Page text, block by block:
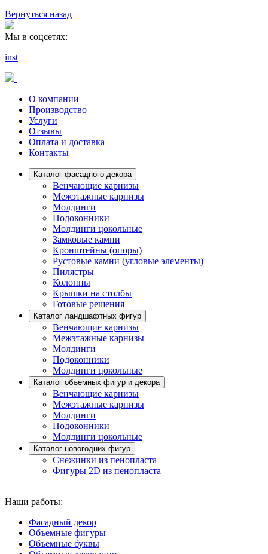
Вернуться назад
Мы в соцсетях:
inst
О компании
Производство
Услуги
Отзывы
Оплата и доставка
Контакты
Каталог фасадного декора
Венчающие карнизы
Межэтажные карнизы
Молдинги
Подоконники
Молдинги цокольные
Замковые камни
Кронштейны (опоры)
Рустовые камни (угловые элементы)
Пилястры
Колонны
Крышки на столбы
Готовые решения
Каталог ландшафтных фигур
Венчающие карнизы
Межэтажные карнизы
Молдинги
Подоконники
Молдинги цокольные
Каталог объемных фигур и декора
Венчающие карнизы
Межэтажные карнизы
Молдинги
Подоконники
Молдинги цокольные
Каталог новогодних фигур
Снежинки из пенопласта
Фигуры 2D из пенопласта
Наши работы:
Фасадный декор
Объемные фигуры
Объемные буквы